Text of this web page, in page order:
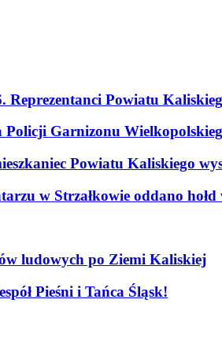
Powiatu
Policji Garnizonu
Powiatu Kaliskiego
w Strzałkowie oddano
ludowych po Ziemi Kaliskiej
Pieśni i Tańca Śląsk!